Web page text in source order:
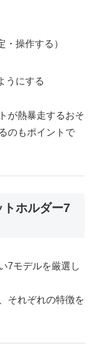
・操作する）
うにする
が熱暴走するおそ
のもポイントで
トホルダー7
7モデルを厳選し
それぞれの特徴を